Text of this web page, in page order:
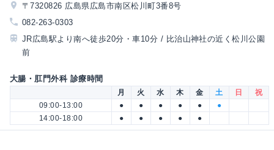
〒7320826 広島県広島市南区松川町3番8号
082-263-0303
JR広島駅より南へ徒歩20分・車10分 / 比治山神社の近く松川公園
前
大腸・肛門外科 診療時間
月 火 水 木 金 土 日
祝
09:00-13:00
● ● ● ● ●
●
14:00-18:00
● ● ● ● ●